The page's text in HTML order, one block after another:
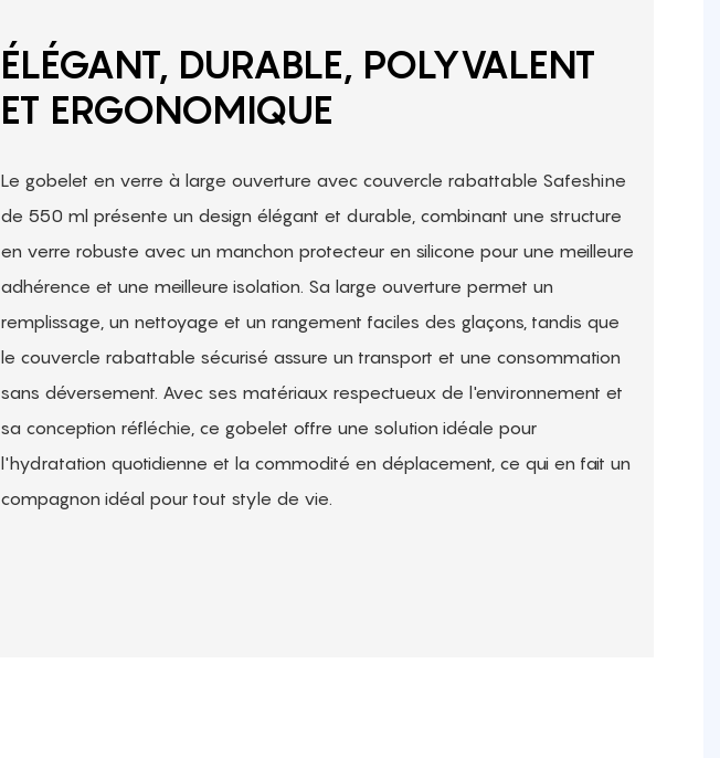
ÉLÉGANT, DURABLE, POLYVALENT
ET ERGONOMIQUE
Le gobelet en verre à large ouverture avec couvercle rabattable Safeshine
de 550 ml présente un design élégant et durable, combinant une structure
en verre robuste avec un manchon protecteur en silicone pour une meilleure
adhérence et une meilleure isolation. Sa large ouverture permet un
remplissage, un nettoyage et un rangement faciles des glaçons, tandis que
le couvercle rabattable sécurisé assure un transport et une consommation
sans déversement. Avec ses matériaux respectueux de l'environnement et
sa conception réfléchie, ce gobelet offre une solution idéale pour
l'hydratation quotidienne et la commodité en déplacement, ce qui en fait un
compagnon idéal pour tout style de vie.